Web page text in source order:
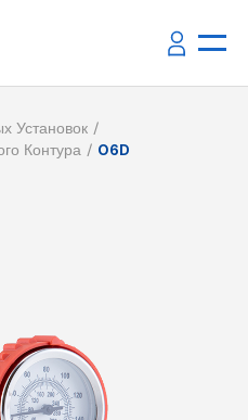
Установок
Контура
06D